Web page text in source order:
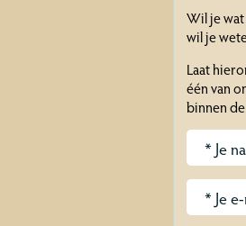
Wil je
wil je
Laat
één van
binnen